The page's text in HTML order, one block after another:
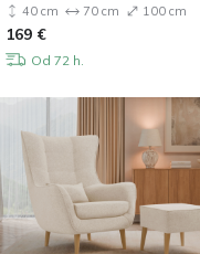
40 cm 70 cm 100 cm
169 €
Od 72 h.